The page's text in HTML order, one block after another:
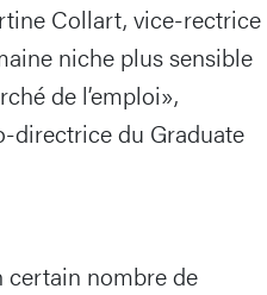
Collart, vice-rectrice
niche plus sensible
de l’emploi»,
directrice du Graduate
certain nombre de